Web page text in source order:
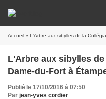
Accueil » L'Arbre aux sibylles de la
L'Arbre aux sibylles
Dame-du-Fort à
Publié le 17/10/2016 à 07:50
Par jean-yves cordier